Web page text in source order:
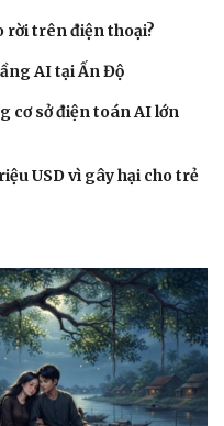
sống
đẹp
yêu - Gia đình
rời trên điện thoại?
AI tại Ấn Độ
cơ sở điện toán AI lớn
USD vì gây hại cho trẻ